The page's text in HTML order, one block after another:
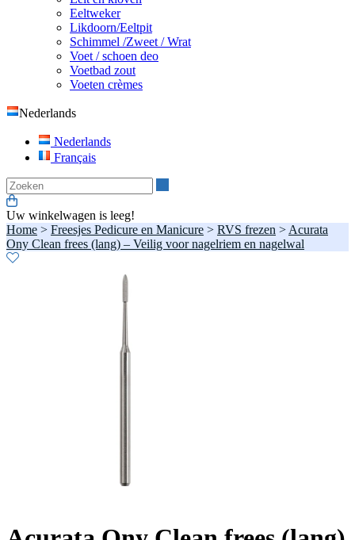
Eeltweker
Likdoorn/Eeltpit
Schimmel /Zweet / Wrat
Voet / schoen deo
Voetbad zout
Voeten crèmes
Nederlands
Nederlands
Français
Uw winkelwagen is leeg!
Home > Freesjes Pedicure en Manicure > RVS frezen > Acurata
Ony Clean frees (lang) – Veilig voor nagelriem en nagelwal